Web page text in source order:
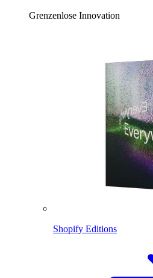
Grenzenlose Innovation
Shopify Editions